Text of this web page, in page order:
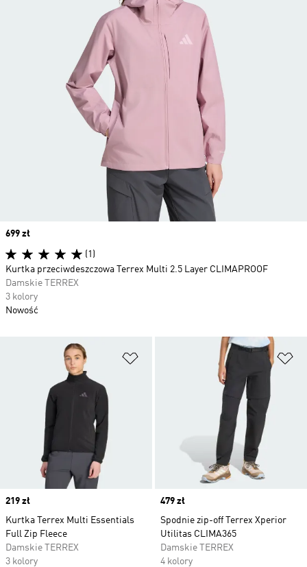
Dodaj do listy życzeń
Price
219 zł
Kurtka Terrex Multi Essentials
Full Zip Fleece
Damskie TERREX
3 kolory
Price
479 zł
Spodnie zip-off Terrex Xperior
Utilitas CLIMA365
Damskie TERREX
4 kolory
Price
699 zł
(1)
Kurtka przeciwdeszczowa Terrex Multi 2.5 Layer CLIMAPROOF
Damskie TERREX
3 kolory
Nowość